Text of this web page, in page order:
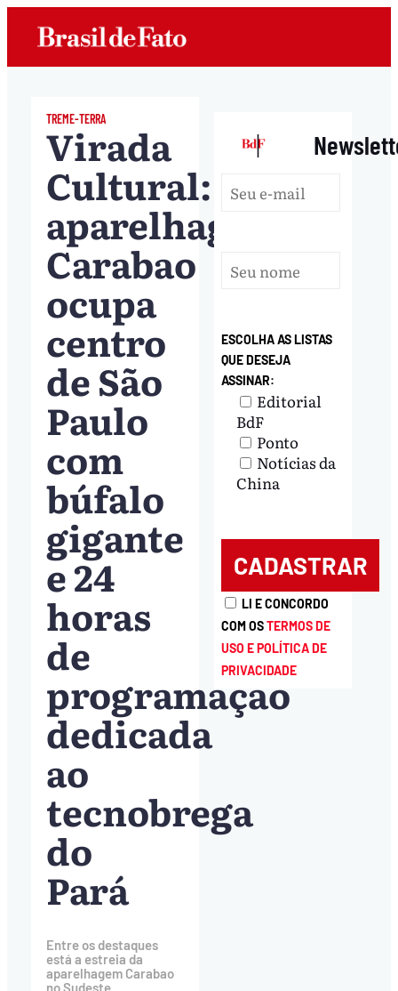
TREME-TERRA
Virada
Cultural:
aparelhagem
Carabao
ocupa
centro
de São
Paulo
com
búfalo
gigante
e 24
horas
de
programação
dedicada
ao
tecnobrega
do
Pará
Entre os destaques
está a estreia da
aparelhagem Carabao
no Sudeste
|
ESCOLHA AS LISTAS
QUE DESEJA
ASSINAR:
Editorial
BdF
Ponto
Notícias da
China
LI E CONCORDO
COM OSTERMOS DE
USO E POLÍTICA DE
PRIVACIDADE